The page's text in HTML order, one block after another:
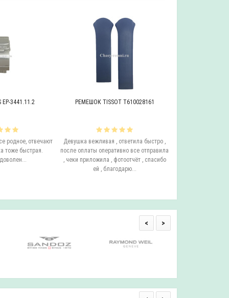
EP-3441.11.2
родное, отвечают
тоже быстрая.
РЕМЕШОК TISSOT T610028161
Девушка вежливая , ответила быстро ,
после оплаты оперативно все отправила
, чеки приложила , фотоотчёт , спасибо
ей , благодарю...
< >